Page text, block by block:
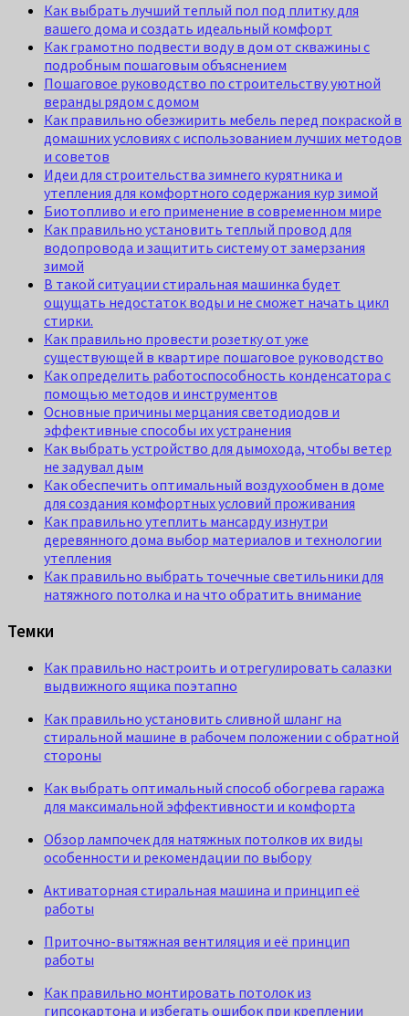
Как выбрать лучший теплый пол под плитку для
вашего дома и создать идеальный комфорт
Как грамотно подвести воду в дом от скважины с
подробным пошаговым объяснением
Пошаговое руководство по строительству уютной
веранды рядом с домом
Как правильно обезжирить мебель перед покраской в
домашних условиях с использованием лучших методов
и советов
Идеи для строительства зимнего курятника и
утепления для комфортного содержания кур зимой
Биотопливо и его применение в современном мире
Как правильно установить теплый провод для
водопровода и защитить систему от замерзания
зимой
В такой ситуации стиральная машинка будет
ощущать недостаток воды и не сможет начать цикл
стирки.
Как правильно провести розетку от уже
существующей в квартире пошаговое руководство
Как определить работоспособность конденсатора с
помощью методов и инструментов
Основные причины мерцания светодиодов и
эффективные способы их устранения
Как выбрать устройство для дымохода, чтобы ветер
не задувал дым
Как обеспечить оптимальный воздухообмен в доме
для создания комфортных условий проживания
Как правильно утеплить мансарду изнутри
деревянного дома выбор материалов и технологии
утепления
Как правильно выбрать точечные светильники для
натяжного потолка и на что обратить внимание
Темки
Как правильно настроить и отрегулировать салазки
выдвижного ящика поэтапно
Как правильно установить сливной шланг на
стиральной машине в рабочем положении с обратной
стороны
Как выбрать оптимальный способ обогрева гаража
для максимальной эффективности и комфорта
Обзор лампочек для натяжных потолков их виды
особенности и рекомендации по выбору
Активаторная стиральная машина и принцип её
работы
Приточно-вытяжная вентиляция и её принцип
работы
Как правильно монтировать потолок из
гипсокартона и избегать ошибок при креплении